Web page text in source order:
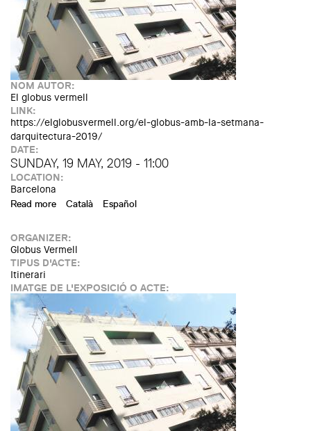
NOM AUTOR:
El globus vermell
LINK:
https://elglobusvermell.org/el-globus-amb-la-setmana-
darquitectura-2019/
DATE:
SUNDAY, 19 MAY, 2019 - 11:00
LOCATION:
Barcelona
Read more about Walking tour "The Barcelona of GATCPAC"
Català Español
ORGANIZER:
Globus Vermell
TIPUS D'ACTE:
Itinerari
IMATGE DE L'EXPOSICIÓ O ACTE: